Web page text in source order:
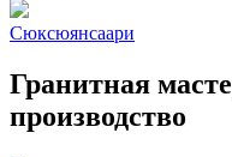
Сюксюянсаари
Гранитная
производство